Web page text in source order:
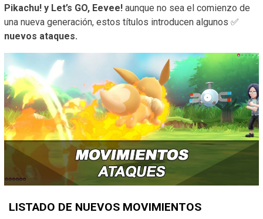
Pikachu! y Let’s GO, Eevee! aunque no sea el comienzo de
una nueva generación, estos títulos introducen algunos ✅
nuevos ataques.
LISTADO DE NUEVOS MOVIMIENTOS